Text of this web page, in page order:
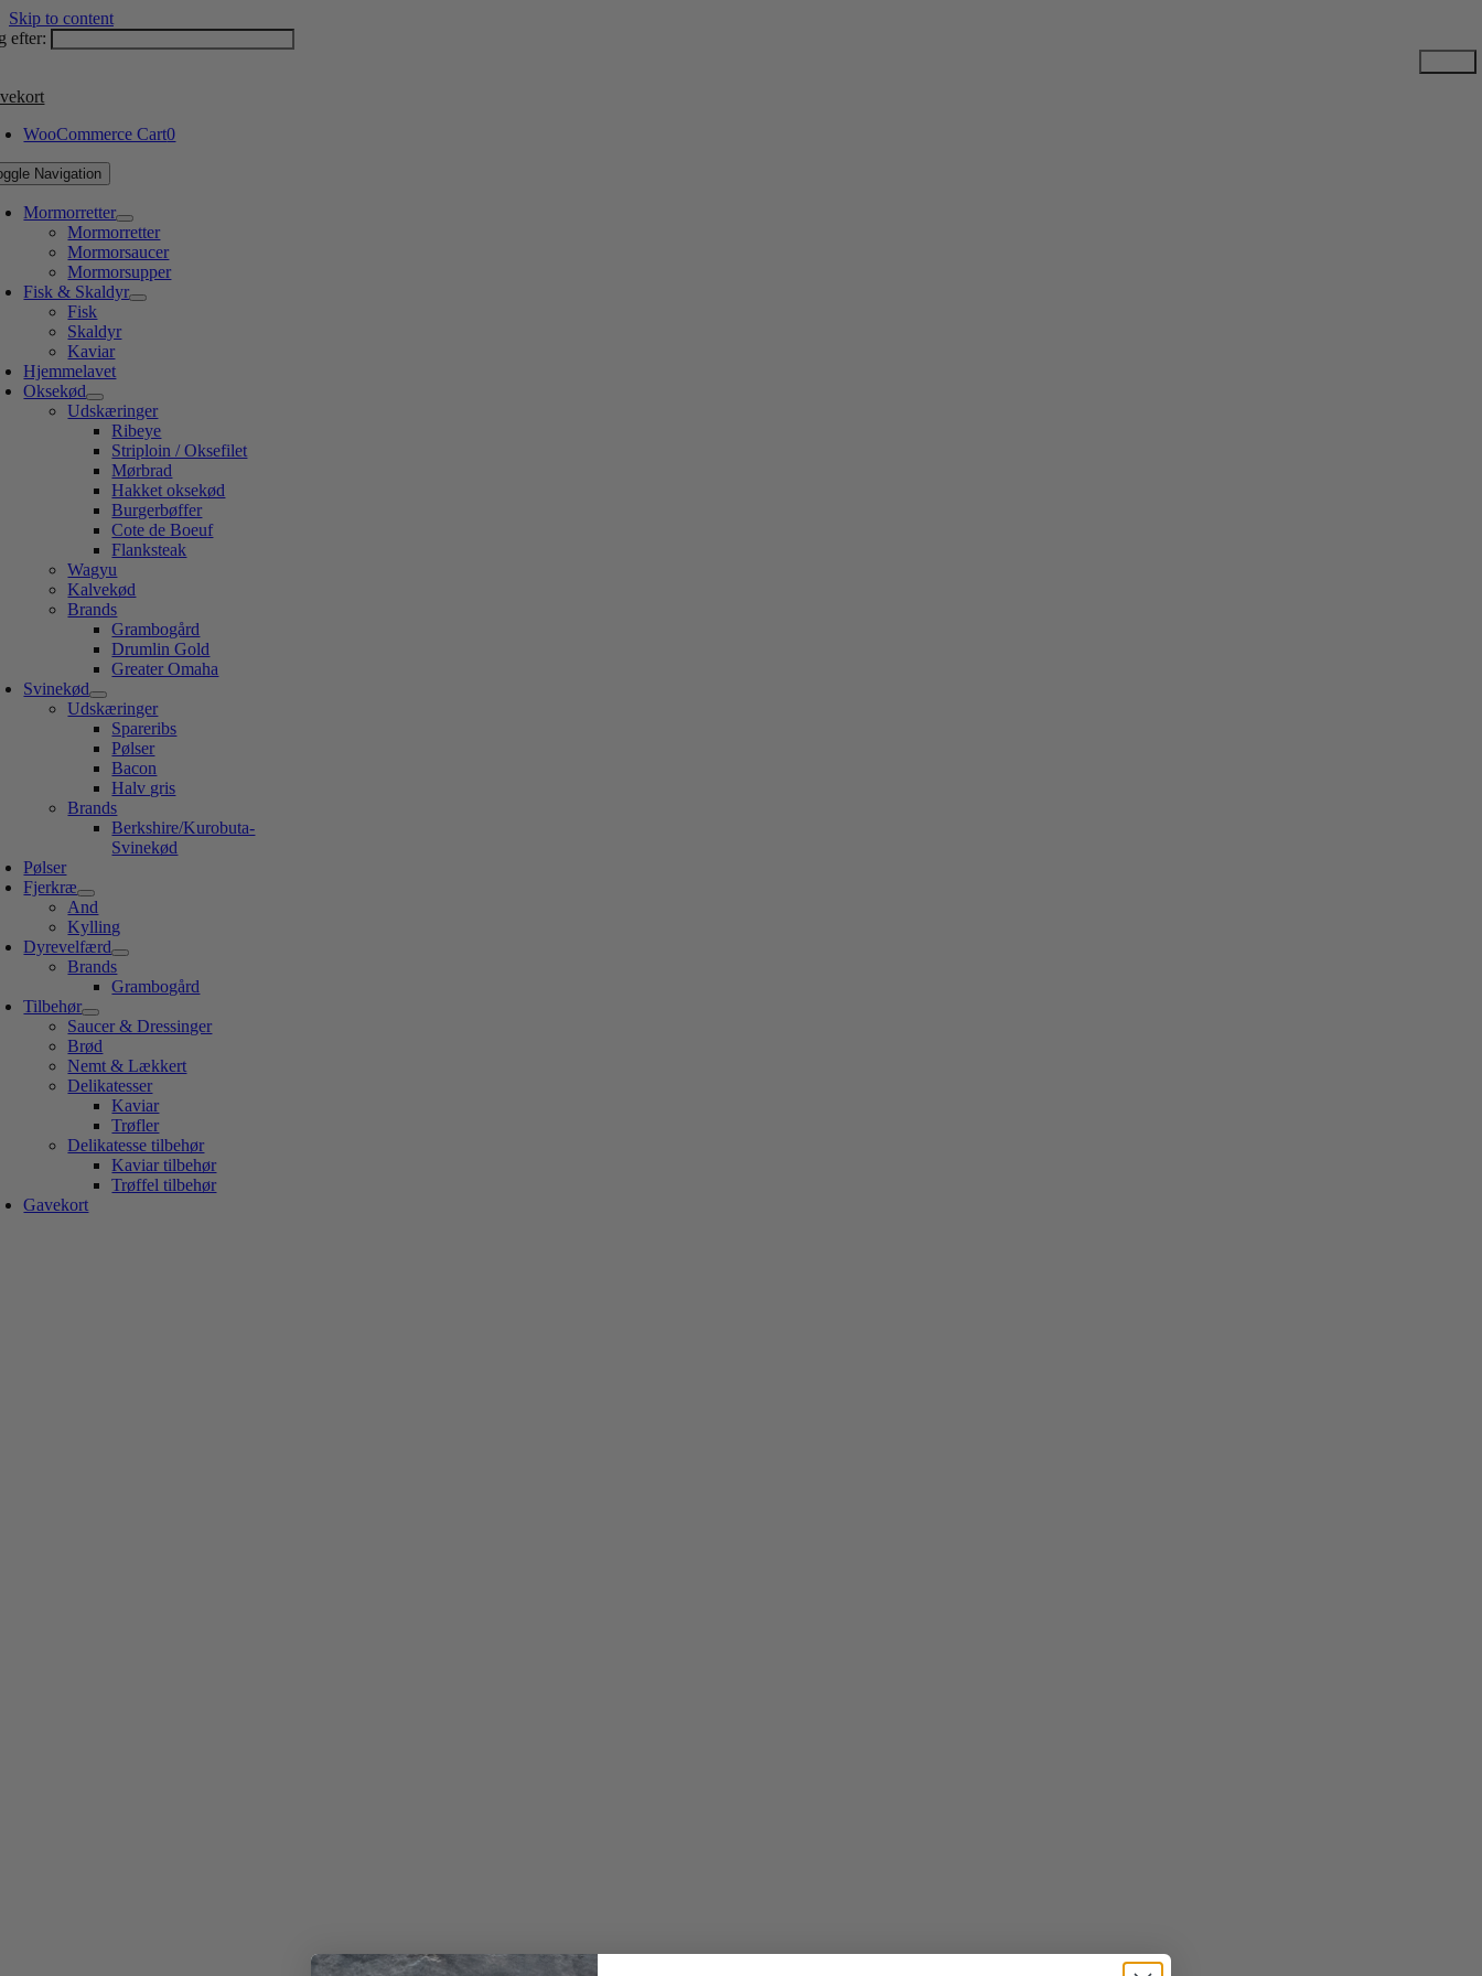
Skip to content
efter:
WooCommerce Cart0
Navigation
Mormorretter
Mormorretter
Mormorsaucer
Mormorsupper
Fisk & Skaldyr
Fisk
Skaldyr
Kaviar
Hjemmelavet
Oksekød
Udskæringer
Ribeye
Striploin / Oksefilet
Mørbrad
Hakket oksekød
Burgerbøffer
Cote de Boeuf
Flanksteak
Wagyu
Kalvekød
Brands
Grambogård
Drumlin Gold
Greater Omaha
Svinekød
Udskæringer
Spareribs
Pølser
Bacon
Halv gris
Brands
Berkshire/Kurobuta-
Svinekød
Pølser
Fjerkræ
And
Kylling
Dyrevelfærd
Brands
Grambogård
Tilbehør
Saucer & Dressinger
Brød
Nemt & Lækkert
Delikatesser
Kaviar
Trøfler
Delikatesse tilbehør
Kaviar tilbehør
Trøffel tilbehør
Gavekort